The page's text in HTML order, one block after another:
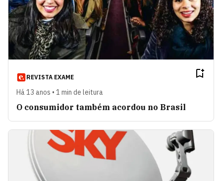
REVISTA EXAME
Há 13 anos • 1 min de leitura
O consumidor também acordou no Brasil